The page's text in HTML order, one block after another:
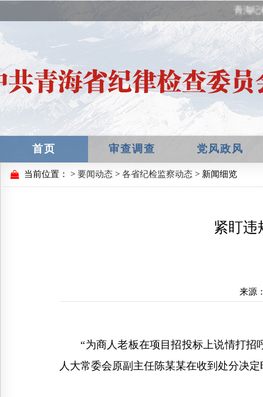
青海纪
首页 审查调查 党风政风
当前位置： > 要闻动态 > 各省纪检监察动态 > 新闻细览
紧盯违
来源
“为商人老板在项目招投标上说情打招
人大常委会原副主任陈某某在收到处分决